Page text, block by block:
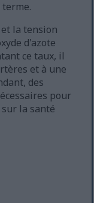
la tension
d'azote
ce taux, il
et à une
des
pour
la santé